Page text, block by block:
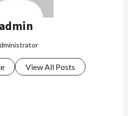
admin
View All Posts